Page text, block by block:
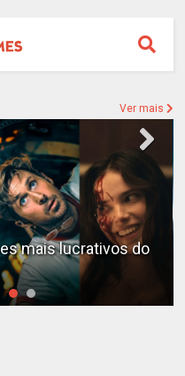
Ver mais
novos filmes